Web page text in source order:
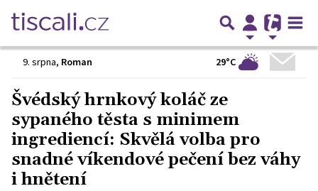
9. srpna, Roman 29°C
Švédský hrnkový koláč ze
sypaného těsta s minimem
ingrediencí: Skvělá volba pro
snadné víkendové pečení bez váhy
i hnětení